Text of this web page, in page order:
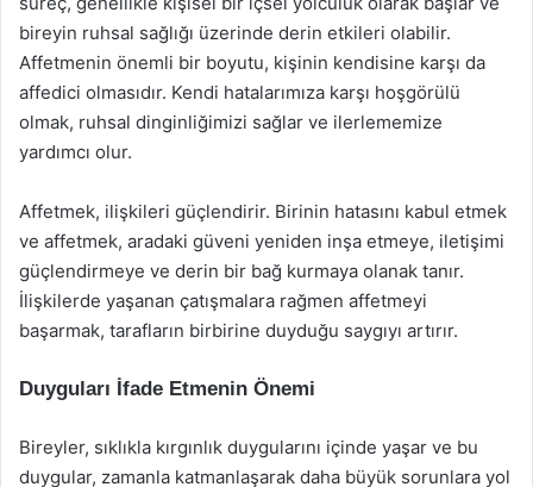
bireyin ruhsal sağlığı üzerinde derin etkileri olabilir.
Affetmenin önemli bir boyutu, kişinin kendisine karşı da
affedici olmasıdır. Kendi hatalarımıza karşı hoşgörülü
olmak, ruhsal dinginliğimizi sağlar ve ilerlememize
yardımcı olur.
Affetmek, ilişkileri güçlendirir. Birinin hatasını kabul etmek
ve affetmek, aradaki güveni yeniden inşa etmeye, iletişimi
güçlendirmeye ve derin bir bağ kurmaya olanak tanır.
İlişkilerde yaşanan çatışmalara rağmen affetmeyi
başarmak, tarafların birbirine duyduğu saygıyı artırır.
Duyguları İfade Etmenin Önemi
Bireyler, sıklıkla kırgınlık duygularını içinde yaşar ve bu
duygular, zamanla katmanlaşarak daha büyük sorunlara yol